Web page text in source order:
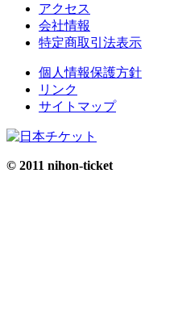
アクセス
会社情報
特定商取引法表示
個人情報保護方針
リンク
サイトマップ
© 2011 nihon-ticket